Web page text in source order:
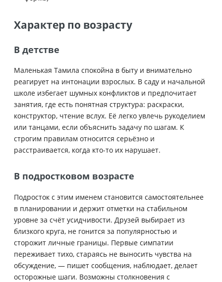
Характер по возрасту
В детстве
Маленькая Тамила спокойна в быту и внимательно
реагирует на интонации взрослых. В саду и начальной
школе избегает шумных конфликтов и предпочитает
занятия, где есть понятная структура: раскраски,
конструктор, чтение вслух. Её легко увлечь рукоделием
или танцами, если объяснить задачу по шагам. К
строгим правилам относится серьёзно и
расстраивается, когда кто-то их нарушает.
В подростковом возрасте
Подросток с этим именем становится самостоятельнее
в планировании и держит отметки на стабильном
уровне за счёт усидчивости. Друзей выбирает из
близкого круга, не гонится за популярностью и
сторожит личные границы. Первые симпатии
переживает тихо, стараясь не выносить чувства на
обсуждение, — пишет сообщения, наблюдает, делает
осторожные шаги. Возможны столкновения с